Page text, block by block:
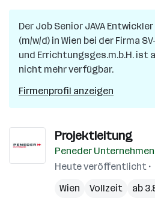
Der Job Senior JAVA
(m/w/d) in Wien bei der Firma
und Errichtungsges.m.b.H. ist
nicht mehr verfügbar.
Firmenprofil anzeigen
Projektleitung
Peneder
Heute veröffentlicht
Wien
Vollzeit ab